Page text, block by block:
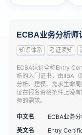
ECBA业务分析师
知识体系 考证须知
ECBA认证全称Entry
析的入门证书，由IIBA
分析、建模、需求生命
证在报名资格条件上没
师的需求。
中文名
ECBA业务分
英文名
Entry